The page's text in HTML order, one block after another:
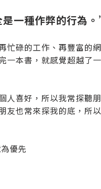
是一種作弊的行為
忙碌的工作、再豐富的
一本書，就感覺超越了
人喜好，所以我常探聽
友也常來探我的底，所
優先